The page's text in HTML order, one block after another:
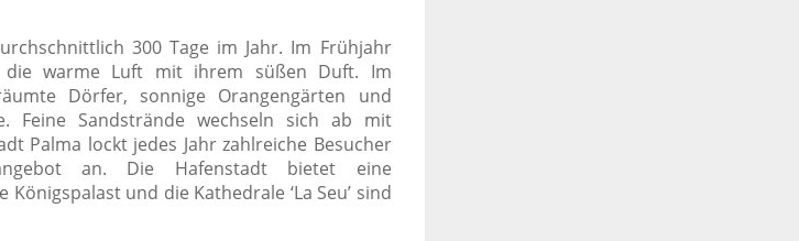
300 Tage im Jahr. Im Frühjahr
die warme Luft mit ihrem süßen Duft. Im
Dörfer, sonnige Orangengärten und
Feine Sandstrände wechseln sich ab mit
Palma lockt jedes Jahr zahlreiche Besucher
an. Die Hafenstadt bietet eine
und die Kathedrale ‘La Seu’ sind